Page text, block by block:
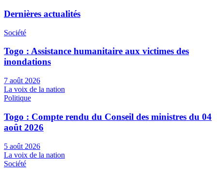
Dernières actualités
Société
Togo : Assistance humanitaire aux victimes des
inondations
7 août 2026
La voix de la nation
Politique
Togo : Compte rendu du Conseil des ministres du 04
août 2026
5 août 2026
La voix de la nation
Société